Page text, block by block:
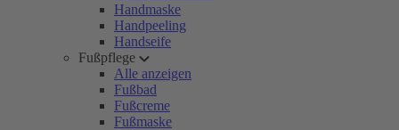
Handmaske
Handpeeling
Handseife
Fußpflege
Alle anzeigen
Fußbad
Fußcreme
Fußmaske